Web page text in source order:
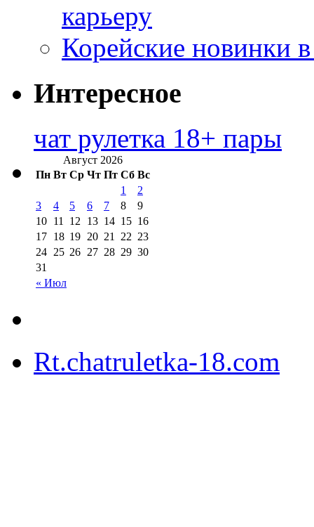
карьеру
Корейские новинки
Интересное
чат рулетка 18+ пары
Август 2026
Пн Вт Ср Чт Пт Сб Вс
« Июл
1
2
3
4 5 6 7 8
9
10 11 12 13 14 15 16
17 18 19 20 21 22 23
24 25 26 27 28 29 30
31
Rt.chatruletka-18.com